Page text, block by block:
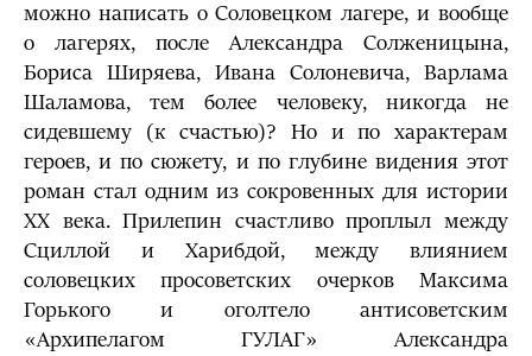
можно написать о Соловецком лагере, и вообще
о лагерях, после Александра Солженицына,
Бориса Ширяева, Ивана Солоневича, Варлама
Шаламова, тем более человеку, никогда не
сидевшему (к счастью)? Но и по характерам
героев, и по сюжету, и по глубине видения этот
роман стал одним из сокровенных для истории
ХХ века. Прилепин счастливо проплыл между
Сциллой и Харибдой, между влиянием
соловецких просоветских очерков Максима
Горького и оголтело антисоветским
«Архипелагом ГУЛАГ» Александра